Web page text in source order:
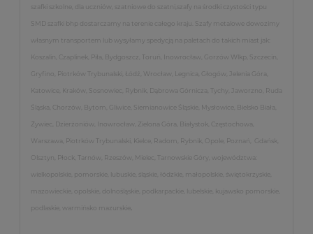
szafki szkolne, dla uczniów, szatniowe do szatni,szafy na środki czystości typu
SMD szafki bhp dostarczamy na terenie całego kraju. Szafy metalowe dowozimy
własnym transportem lub wysyłamy spedycją na paletach do takich miast jak:
Koszalin, Czaplinek, Piła, Bydgoszcz, Toruń, Inowrocław, Gorzów Wlkp, Szczecin,
Gryfino, Piotrków Trybunalski, Łódź, Wrocław, Legnica, Głogów, Jelenia Góra,
Katowice, Kraków, Sosnowiec, Rybnik, Dąbrowa Górnicza, Tychy, Jaworzno, Ruda
Śląska, Chorzów, Bytom, Gliwice, Siemianowice Śląskie, Mysłowice, Bielsko Biała,
Żywiec, Dzierżoniów, Inowrocław, Zielona Góra, Białystok, Częstochowa,
Warszawa, Piotrków Trybunalski, Kielce, Radom, Rybnik, Opole, Poznań, Gdańsk,
Olsztyn, Płock, Tarnów, Rzeszów, Mielec, Tarnowskie Góry, województwa:
wielkopolskie, pomorskie, lubuskie, śląskie, łódzkie, małopolskie, świętokrzyskie,
mazowieckie, opolskie, dolnośląskie, podkarpackie, lubelskie, kujawsko pomorskie,
podlaskie, warmińsko mazurskie .